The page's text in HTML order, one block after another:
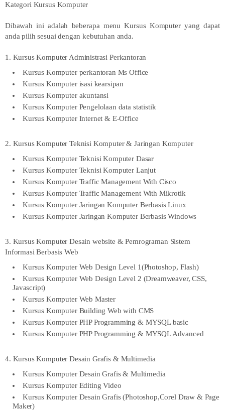
Kategori Kursus Komputer
Dibawah ini adalah beberapa menu Kursus Komputer yang dapat
anda pilih sesuai dengan kebutuhan anda.
1. Kursus Komputer Administrasi Perkantoran
Kursus Komputer perkantoran Ms Office
Kursus Komputer isasi kearsipan
Kursus Komputer akuntansi
Kursus Komputer Pengelolaan data statistik
Kursus Komputer Internet & E-Office
2. Kursus Komputer Teknisi Komputer & Jaringan Komputer
Kursus Komputer Teknisi Komputer Dasar
Kursus Komputer Teknisi Komputer Lanjut
Kursus Komputer Traffic Management With Cisco
Kursus Komputer Traffic Management With Mikrotik
Kursus Komputer Jaringan Komputer Berbasis Linux
Kursus Komputer Jaringan Komputer Berbasis Windows
3. Kursus Komputer Desain website & Pemrograman Sistem
Informasi Berbasis Web
Kursus Komputer Web Design Level 1(Photoshop, Flash)
Kursus Komputer Web Design Level 2 (Dreamweaver, CSS,
Javascript)
Kursus Komputer Web Master
Kursus Komputer Building Web with CMS
Kursus Komputer PHP Programming & MYSQL basic
Kursus Komputer PHP Programming & MYSQL Advanced
4. Kursus Komputer Desain Grafis & Multimedia
Kursus Komputer Desain Grafis & Multimedia
Kursus Komputer Editing Video
Kursus Komputer Desain Grafis (Photoshop,Corel Draw & Page
Maker)